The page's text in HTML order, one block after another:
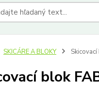
SKICÁRE A BLOKY
blok